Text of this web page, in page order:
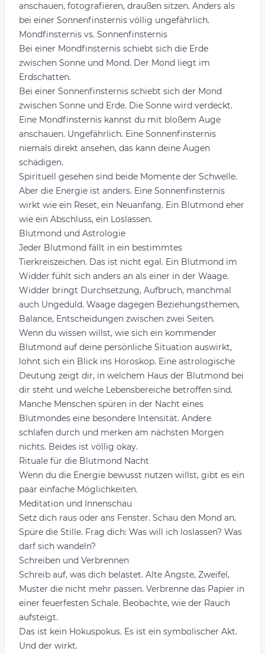
anschauen, fotografieren, draußen sitzen. Anders als
bei einer Sonnenfinsternis völlig ungefährlich.
Mondfinsternis vs. Sonnenfinsternis
Bei einer Mondfinsternis schiebt sich die Erde
zwischen Sonne und Mond. Der Mond liegt im
Erdschatten.
Bei einer Sonnenfinsternis schiebt sich der Mond
zwischen Sonne und Erde. Die Sonne wird verdeckt.
Eine Mondfinsternis kannst du mit bloßem Auge
anschauen. Ungefährlich. Eine Sonnenfinsternis
niemals direkt ansehen, das kann deine Augen
schädigen.
Spirituell gesehen sind beide Momente der Schwelle.
Aber die Energie ist anders. Eine Sonnenfinsternis
wirkt wie ein Reset, ein Neuanfang. Ein Blutmond eher
wie ein Abschluss, ein Loslassen.
Blutmond und Astrologie
Jeder Blutmond fällt in ein bestimmtes
Tierkreiszeichen. Das ist nicht egal. Ein Blutmond im
Widder fühlt sich anders an als einer in der Waage.
Widder bringt Durchsetzung, Aufbruch, manchmal
auch Ungeduld. Waage dagegen Beziehungsthemen,
Balance, Entscheidungen zwischen zwei Seiten.
Wenn du wissen willst, wie sich ein kommender
Blutmond auf deine persönliche Situation auswirkt,
lohnt sich ein Blick ins Horoskop. Eine astrologische
Deutung zeigt dir, in welchem Haus der Blutmond bei
dir steht und welche Lebensbereiche betroffen sind.
Manche Menschen spüren in der Nacht eines
Blutmondes eine besondere Intensität. Andere
schlafen durch und merken am nächsten Morgen
nichts. Beides ist völlig okay.
Rituale für die Blutmond Nacht
Wenn du die Energie bewusst nutzen willst, gibt es ein
paar einfache Möglichkeiten.
Meditation und Innenschau
Setz dich raus oder ans Fenster. Schau den Mond an.
Spüre die Stille. Frag dich: Was will ich loslassen? Was
darf sich wandeln?
Schreiben und Verbrennen
Schreib auf, was dich belastet. Alte Ängste, Zweifel,
Muster die nicht mehr passen. Verbrenne das Papier in
einer feuerfesten Schale. Beobachte, wie der Rauch
aufsteigt.
Das ist kein Hokuspokus. Es ist ein symbolischer Akt.
Und der wirkt.